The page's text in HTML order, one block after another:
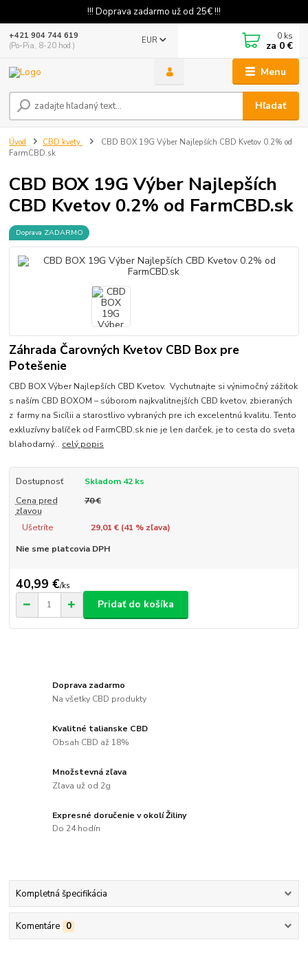
!!! Doprava zadarmo už od 25€ !!!
Menu
EUR
Hľadať
+421 904 744 619
(Po-Pia, 8-20 hod.)
0 ks
za 0 €
Úvod CBD kvety
CBD BOX 19G Výber Najlepších CBD Kvetov 0.2% od
FarmCBD.sk
CBD BOX 19G Výber Najlepších
CBD Kvetov 0.2% od FarmCBD.sk
Doprava ZADARMO
Záhrada Čarovných Kvetov CBD Box pre
Potešenie
CBD BOX Výber Najlepších CBD Kvetov. Vychutnajte si výnimočný zážitok
s naším CBD BOXOM – súborom najkvalitnejších CBD kvetov, zbieraných
z farmy na Sicílii a starostlivo vybraných pre ich excelentnú kvalitu. Tento
exkluzívny balíček od FarmCBD.sk nie je len darček, je to cesta do sveta
blahodarný... celý popis
Dostupnosť
Skladom 42 ks
Cena pred
zľavou
70 €
Ušetríte 29,01 € (41 % zľava)
Nie sme platcovia DPH
40,99 €/ks
Pridať do košíka
Doprava zadarmo
Na všetky CBD produkty
Kvalitné talianske CBD
Obsah CBD až 18%
Množstevná zľava
Zľava už od 2g
Expresné doručenie v okolí Žiliny
Do 24 hodín
Kompletná špecifikácia
Komentáre 0